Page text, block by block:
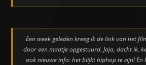
Een week geleden kreeg ik de link van het
door een maatje opgestuurd. Jaja, dacht ik,
ook nieuwe info: het blijkt hiphop te zijn! En